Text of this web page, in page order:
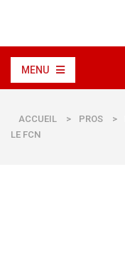
MENU
ACCUEIL > PROS >
LE FCN